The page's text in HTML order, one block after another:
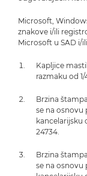
Microsoft,
znakove i/ili
Microsoft u SAD i/
Kapljice
razmaku od
Brzina
se na osnovu
kancelarijsku
24734.
Brzina
se na osnovu